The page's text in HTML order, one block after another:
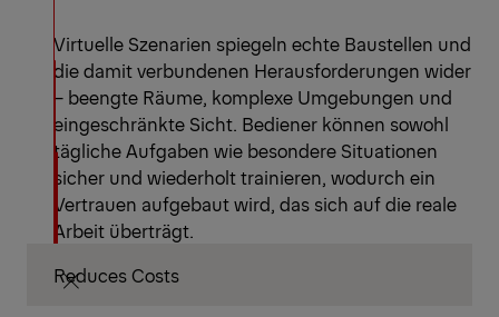
Virtuelle Szenarien spiegeln echte Baustellen und
die damit verbundenen Herausforderungen wider
– beengte Räume, komplexe Umgebungen und
eingeschränkte Sicht. Bediener können sowohl
tägliche Aufgaben wie besondere Situationen
sicher und wiederholt trainieren, wodurch ein
Vertrauen aufgebaut wird, das sich auf die reale
Arbeit überträgt.
Reduces Costs